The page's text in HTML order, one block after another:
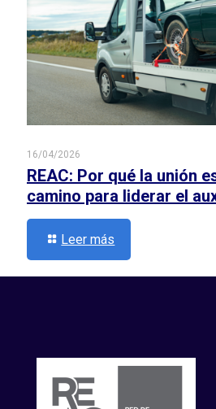
16/04/2026
REAC: Por qué la unión
camino para liderar el
Leer más